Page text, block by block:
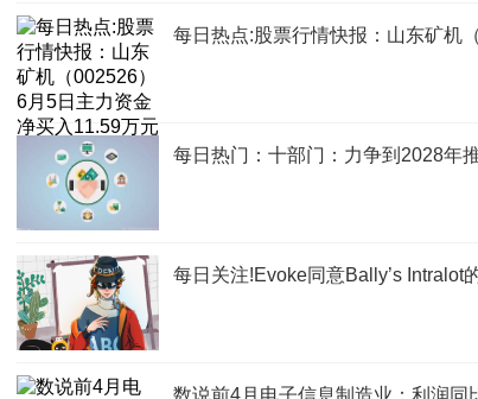
每日热点:股票行情快报：山东矿机
每日热门：十部门：力争到2028年
每日关注!Evoke同意Bally’s Intralot
数说前4月电子信息制造业：利润同